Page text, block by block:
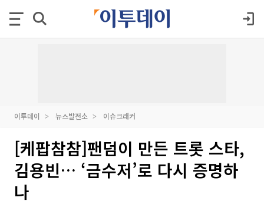
이투데이 뉴스발전소 이슈크래커
[케팝참참]팬덤이 만든 트롯 스타,
김용빈… ‘금수저’로 다시 증명하
나